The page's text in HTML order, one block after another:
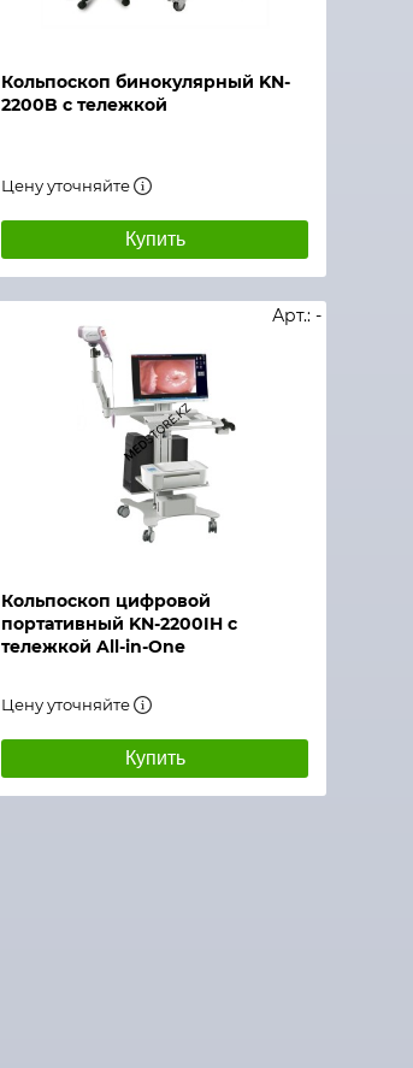
Кольпоскоп бинокулярный KN-
2200B с тележкой
Цену уточняйте
Купить
Кольпоскоп цифровой
портативный KN-2200IH с
тележкой All-in-One
Арт.: -
Цену уточняйте
Купить